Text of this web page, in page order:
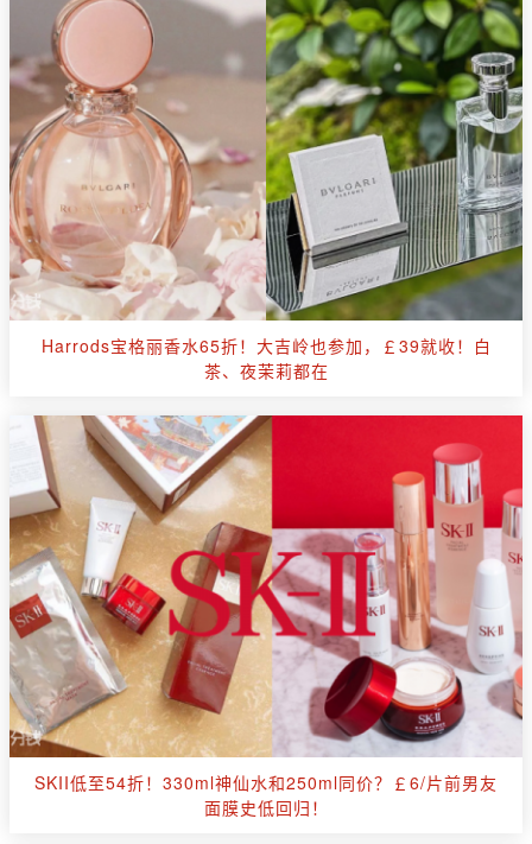
Harrods宝格丽香水65折！大吉岭也参加，￡39就收！白
茶、夜茉莉都在
SKII低至54折！330ml神仙水和250ml同价？￡6/片前男友
面膜史低回归！